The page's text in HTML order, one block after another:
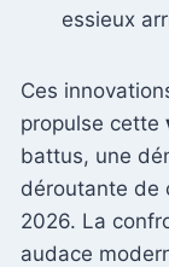
essieux
Ces
propulse cette
battus, une
déroutante de
2026. La
audace